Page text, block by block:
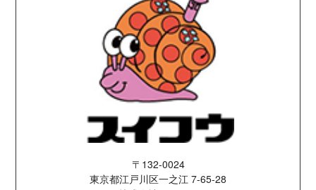
〒132-0024
東京都江戸川区一之江 7-65-28